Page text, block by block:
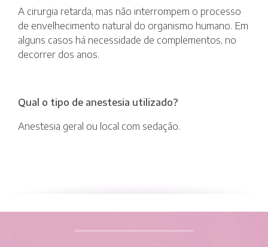
A cirurgia retarda, mas não interrompem o processo
de envelhecimento natural do organismo humano. Em
alguns casos há necessidade de complementos, no
decorrer dos anos.
Qual o tipo de anestesia utilizado?
Anestesia geral ou local com sedação.